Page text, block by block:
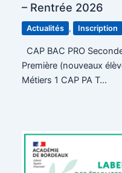
– Rentrée 2026
Actualités , Inscription
CAP BAC PRO
Première (nouveaux
Métiers 1 CAP PA T…